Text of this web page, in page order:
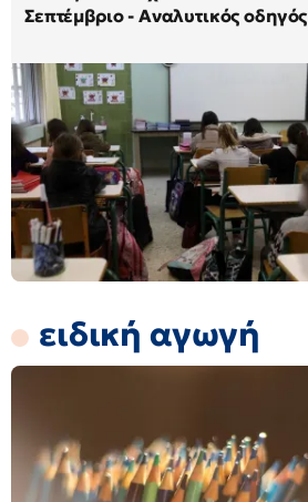
Σεπτέμβριο - Αναλυτικός οδηγός
ειδική αγωγή